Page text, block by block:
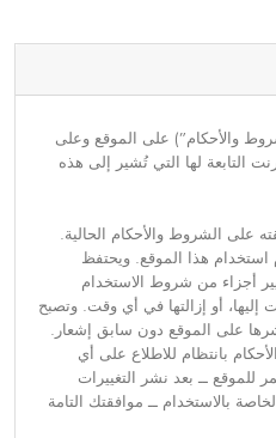
والأحكام”) على الموقع وعلى
التابعة لها التي تُشير إلى هذه
على الشروط والأحكام الحالية.
استخدام هذا الموقع. ويحتفظ
أجزاء من شروط الاستخدام
إليها، أو إزالتها في أي وقت. وتصبح
على الموقع دون سابق إشعار.
بانتظام للاطلاع على أي
ــ بعد نشر التغييرات
بالاستخدام ــ موافقتك التامة